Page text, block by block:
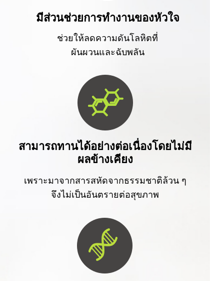
สามารถทานได้อย่างต่อเนื่องโดยไม่มี
ผลข้างเคียง
เพราะมาจากสารสหัดจากธรรมชาติล้วน ๆ
จึงไม่เป็นอันตรายต่อสุขภาพ
มีส่วนช่วยการทำงานของหัวใจ
ช่วยให้ลดความดันโลหิตที่
ผันผวนและฉับพลัน